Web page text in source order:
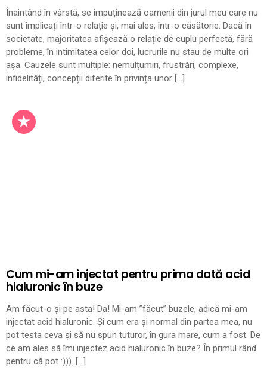
Înaintând în vârstă, se împuținează oamenii din jurul meu care nu
sunt implicați într-o relație și, mai ales, într-o căsătorie. Dacă în
societate, majoritatea afișează o relație de cuplu perfectă, fără
probleme, în intimitatea celor doi, lucrurile nu stau de multe ori
așa. Cauzele sunt multiple: nemulțumiri, frustrări, complexe,
infidelități, concepții diferite în privința unor […]
Cum mi-am injectat pentru prima dată acid
hialuronic în buze
Am făcut-o și pe asta! Da! Mi-am ”făcut” buzele, adică mi-am
injectat acid hialuronic. Și cum era și normal din partea mea, nu
pot testa ceva și să nu spun tuturor, în gura mare, cum a fost. De
ce am ales să îmi injectez acid hialuronic în buze? În primul rând
pentru că pot :))). […]